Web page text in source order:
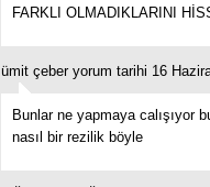
FARKLI OLMADIKLARINI
ümit çeber yorum tarihi 16
Bunlar ne yapmaya calışıyor
nasıl bir rezilik böyle